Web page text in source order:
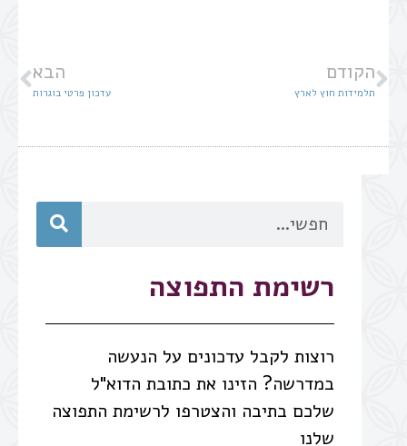
הקודם
תלמידות חוץ לארץ
הבא
עדכון פרטי בוגרות
רשימת התפוצה
רוצות לקבל עדכונים על הנעשה
במדרשה? הזינו את כתובת הדוא"ל
שלכם בתיבה והצטרפו לרשימת התפוצה
שלנו